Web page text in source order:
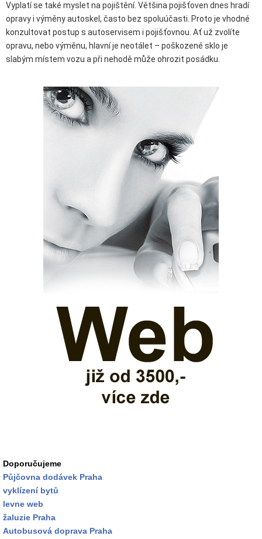
Vyplatí se také myslet na pojištění. Většina pojišťoven dnes hradí
opravy i výměny autoskel, často bez spoluúčasti. Proto je vhodné
konzultovat postup s autoservisem i pojišťovnou. Ať už zvolíte
opravu, nebo výměnu, hlavní je neotálet – poškozené sklo je
slabým místem vozu a při nehodě může ohrozit posádku.
Doporučujeme
Půjčovna dodávek Praha
vyklízení bytů
levne web
žaluzie Praha
Autobusová doprava Praha